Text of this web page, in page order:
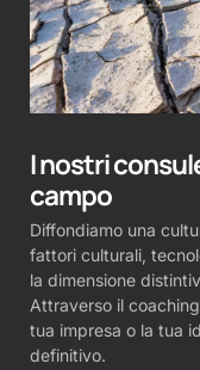
I nostri
campo
Diffondiamo una
fattori culturali,
la dimensione
Attraverso il
tua impresa o la tua
definitivo.